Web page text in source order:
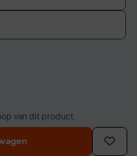
van dit product.